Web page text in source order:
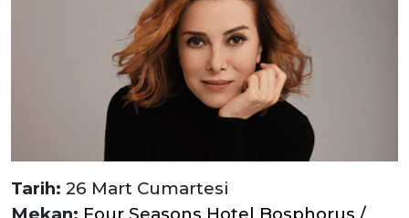
Tarih: 26 Mart Cumartesi